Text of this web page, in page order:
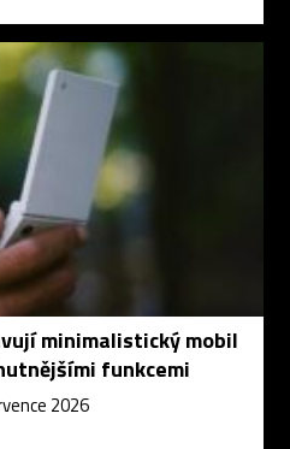
minimalistický mobil
funkcemi
2026